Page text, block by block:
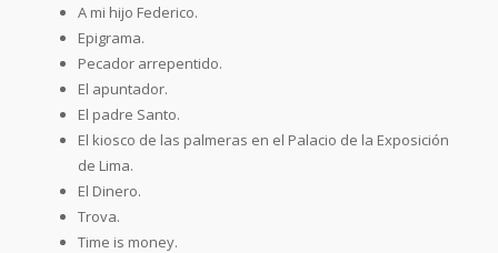
A mi hijo Federico.
Epigrama.
Pecador arrepentido.
El apuntador.
El padre Santo.
El kiosco de las palmeras en el Palacio de la Exposición
de Lima.
El Dinero.
Trova.
Time is money.